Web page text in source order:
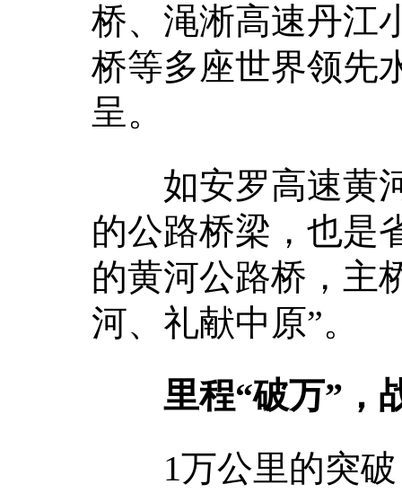
桥、渑淅高速丹江
桥等多座世界领先
呈。
如安罗高速黄河
的公路桥梁，也是
的黄河公路桥，主
河、礼献中原”。
里程“破万”，
1万公里的突破